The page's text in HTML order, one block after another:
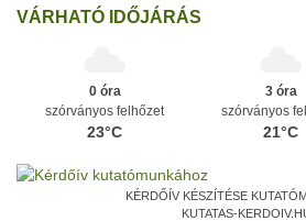
VÁRHATÓ IDŐJÁRÁS
0 óra
szórványos felhőzet
23°C
3 óra
szórványos
21°C
KÉRDŐÍV KÉSZÍTÉSE
KUTATAS-